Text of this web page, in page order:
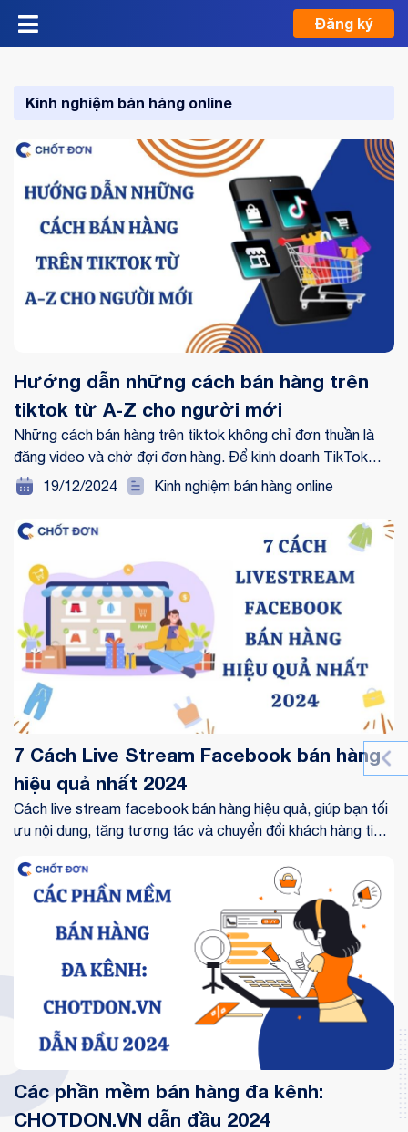
Đăng ký
Kinh nghiệm bán hàng online
Hướng dẫn những cách bán hàng trên
tiktok từ A-Z cho người mới
Những cách bán hàng trên tiktok không chỉ đơn thuần là
đăng video và chờ đợi đơn hàng. Để kinh doanh TikTok
hiệu quả, bạn cần nắm vững các chiến lược marketing đúng
đắn và tận dụng các công cụ sẵn có trên nền tảng.
19/12/2024 Kinh nghiệm bán hàng online
7 Cách Live Stream Facebook bán hàng
hiệu quả nhất 2024
Cách live stream facebook bán hàng hiệu quả, giúp bạn tối
ưu nội dung, tăng tương tác và chuyển đổi khách hàng tiềm
stream Facebook phù hợp đến các kỹ năng live stream
bán hàng chuyên nghiệp
Các phần mềm bán hàng đa kênh:
CHOTDON.VN dẫn đầu 2024